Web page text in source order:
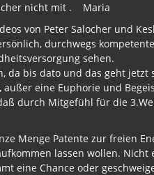
nicht mit . Maria
von Peter Salocher und
durchwegs
sehen.
da bis dato und das geht
eine Euphorie und
durch Mitgefühl für die
Menge Patente zur freien
lassen wollen.
eine Chance oder